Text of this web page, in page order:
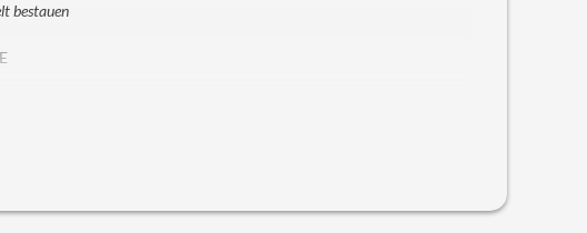
bestauen
freies W-lan
befinden sich im Haupthaus und sind mit dem Aufzug
Zimmer verfügt über einen Balkon mit herrlichen Ausblick auf